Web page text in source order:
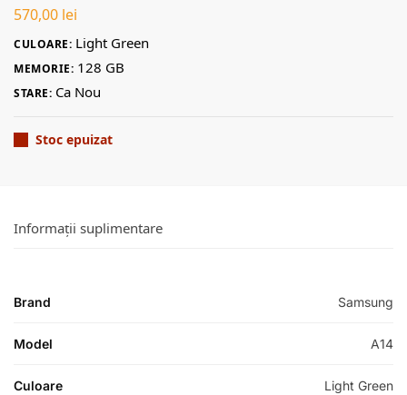
570,00 lei
CULOARE: Light Green
MEMORIE: 128 GB
STARE: Ca Nou
Stoc epuizat
Informații suplimentare
Brand Samsung
Model A14
Culoare Light Green